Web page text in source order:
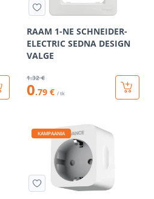
RAAM 1-NE SCHNEIDER-
ELECTRIC SEDNA DESIGN
VALGE
1.32 €
0.79 € / tk
KAMPAANIA